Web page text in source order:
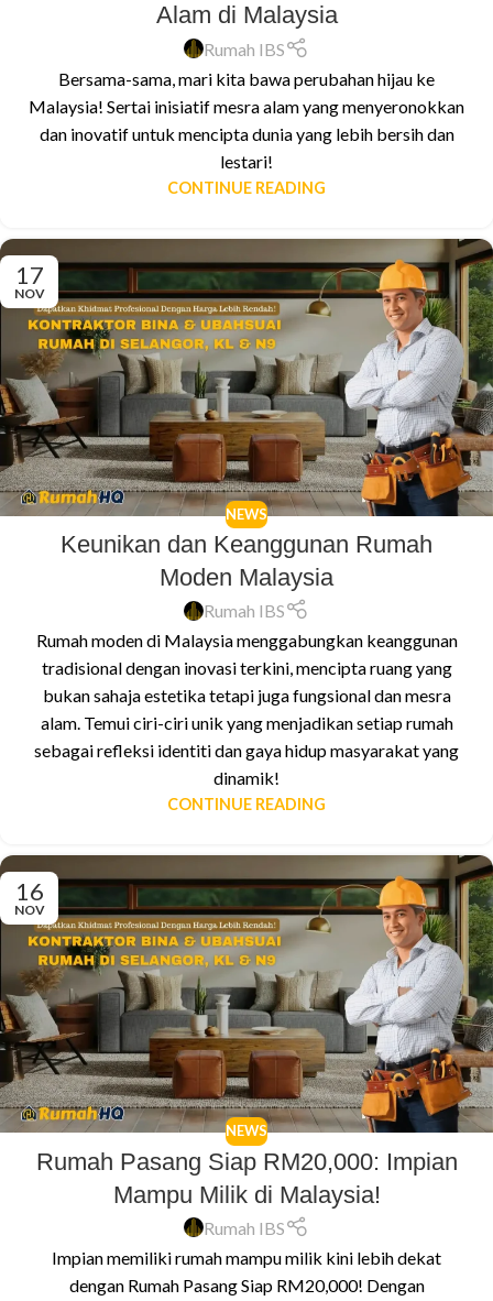
Alam di Malaysia
Rumah IBS
Bersama-sama, mari kita bawa perubahan hijau ke
Malaysia! Sertai inisiatif mesra alam yang menyeronokkan
dan inovatif untuk mencipta dunia yang lebih bersih dan
lestari!
CONTINUE READING
17
NOV
NEWS
Keunikan dan Keanggunan Rumah
Moden Malaysia
Rumah IBS
Rumah moden di Malaysia menggabungkan keanggunan
tradisional dengan inovasi terkini, mencipta ruang yang
bukan sahaja estetika tetapi juga fungsional dan mesra
alam. Temui ciri-ciri unik yang menjadikan setiap rumah
sebagai refleksi identiti dan gaya hidup masyarakat yang
dinamik!
CONTINUE READING
16
NOV
NEWS
Rumah Pasang Siap RM20,000: Impian
Mampu Milik di Malaysia!
Rumah IBS
Impian memiliki rumah mampu milik kini lebih dekat
dengan Rumah Pasang Siap RM20,000! Dengan